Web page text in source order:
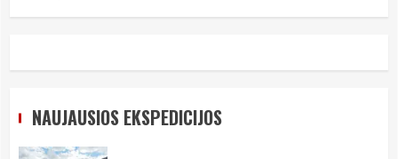
NAUJAUSIOS EKSPEDICIJOS